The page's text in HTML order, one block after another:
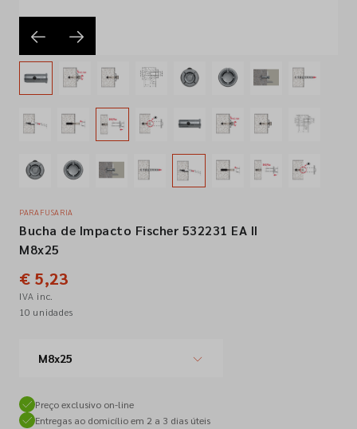
Empresa
Contactos
Siga-nos nas redes sociais
PARAFUSARIA
Bucha de Impacto Fischer 532231 EA II
M8x25
€ 5,23
IVA inc.
10 unidades
M8x25
Preço exclusivo on-line
Entregas ao domicílio em 2 a 3 dias úteis